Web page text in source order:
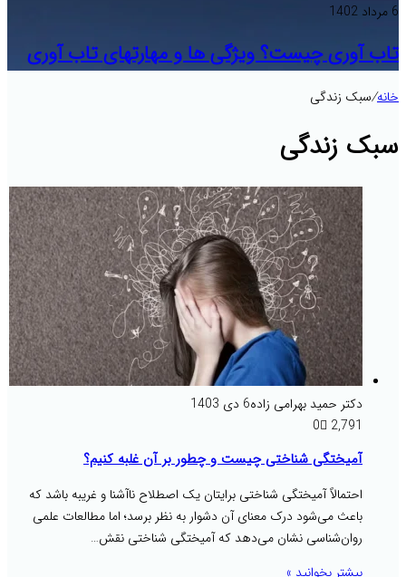
6 مرداد 1402
تاب آوری چیست؟ ویژگی ها و مهارتهای تاب آوری
خانه/سبک زندگی
سبک زندگی
دکتر حمید بهرامی زاده6 دی 1403
0
2,791
آمیختگی شناختی چیست و چطور بر آن غلبه کنیم؟
احتمالاً آمیختگی شناختی برایتان یک اصطلاح ناآشنا و غریبه باشد که
باعث می‌شود درک معنای آن دشوار به نظر برسد؛ اما مطالعات علمی
روان‌شناسی نشان می‌دهد که آمیختگی شناختی نقش…
بیشتر بخوانید »